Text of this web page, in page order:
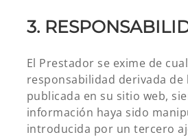
3.
El Prestador se exime de
responsabilidad derivada
publicada en su sitio web,
información haya sido
introducida por un tercero